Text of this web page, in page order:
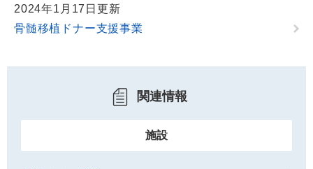
2024年1月17日更新
骨髄移植ドナー支援事業
関連情報
施設